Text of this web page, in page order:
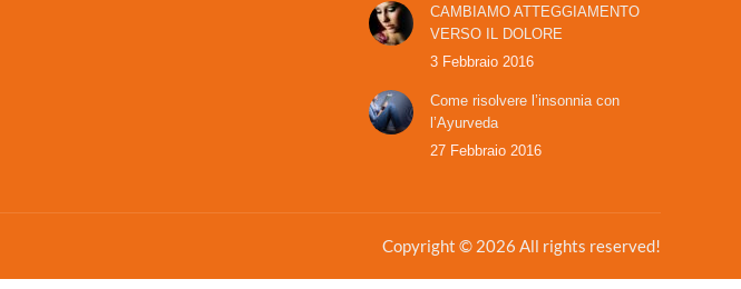
CAMBIAMO ATTEGGIAMENTO
VERSO IL DOLORE
3 Febbraio 2016
Come risolvere l’insonnia con
l’Ayurveda
27 Febbraio 2016
Copyright © 2026 All rights reserved!